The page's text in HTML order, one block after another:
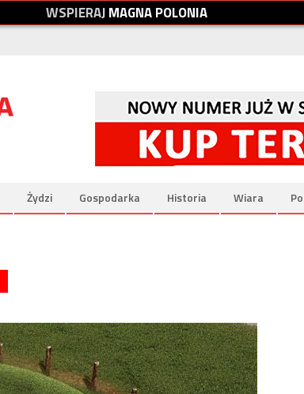
WSPIERAJMAGNAPOLONIA
Żydzi Gospodarka Historia Wiara